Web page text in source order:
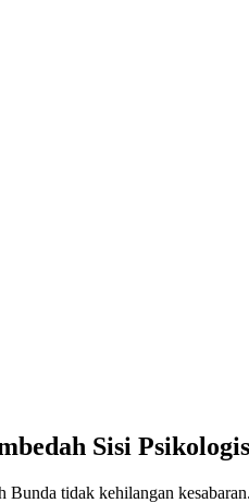
Sisi Psikologis
tidak kehilangan